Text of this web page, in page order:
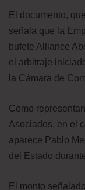
El documento,
señala que la
bufete Alliance
el arbitraje
la Cámara de
Como
Asociados, en el
aparece Pablo
del Estado
El monto